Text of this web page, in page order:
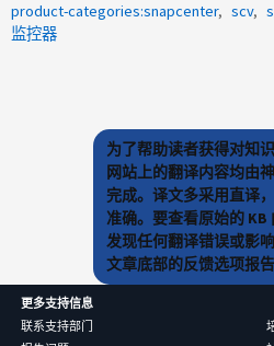
product-categories:snapcenter
scv
监控器
为了帮助读者获得对知
网站上的翻译内容均由
完成。译文多采用直译
准确。要查看原始的
发现任何翻译错误或影
文章底部的反馈选项报告
更多支持信息
联系支持部门